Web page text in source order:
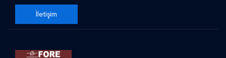
İletişim